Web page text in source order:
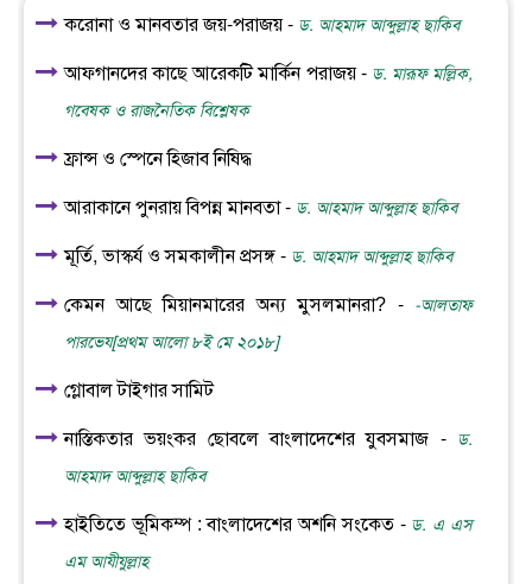
করোনা ও মানবতার জয়-পরাজয় - ড. আহমাদ আব্দুল্লাহ ছাকিব
আফগানদের কাছে আরেকটি মার্কিন পরাজয় - ড. মারূফ মল্লিক,
গবেষক ও রাজনৈতিক বিশ্লেষক
ফ্রান্স ও স্পেনে হিজাব নিষিদ্ধ
আরাকানে পুনরায় বিপন্ন মানবতা - ড. আহমাদ আব্দুল্লাহ ছাকিব
মূর্তি, ভাস্কর্য ও সমকালীন প্রসঙ্গ - ড. আহমাদ আব্দুল্লাহ ছাকিব
কেমন আছে মিয়ানমারের অন্য মুসলমানরা? - -আলতাফ
পারভেয[প্রথম আলো ৮ই মে ২০১৮]
গ্লোবাল টাইগার সামিট
নাস্তিকতার ভয়ংকর ছোবলে বাংলাদেশের যুবসমাজ - ড.
আহমাদ আব্দুল্লাহ ছাকিব
হাইতিতে ভূমিকম্প : বাংলাদেশের অশনি সংকেত - ড. এ এস
এম আযীযুল্লাহ